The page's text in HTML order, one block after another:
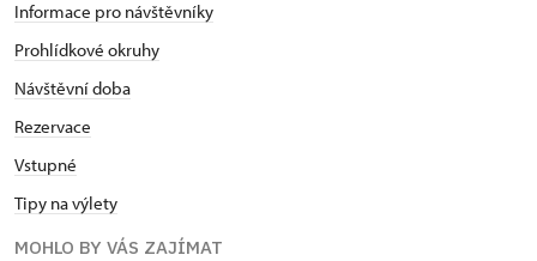
Informace pro návštěvníky
Prohlídkové okruhy
Návštěvní doba
Rezervace
Vstupné
Tipy na výlety
MOHLO BY VÁS ZAJÍMAT